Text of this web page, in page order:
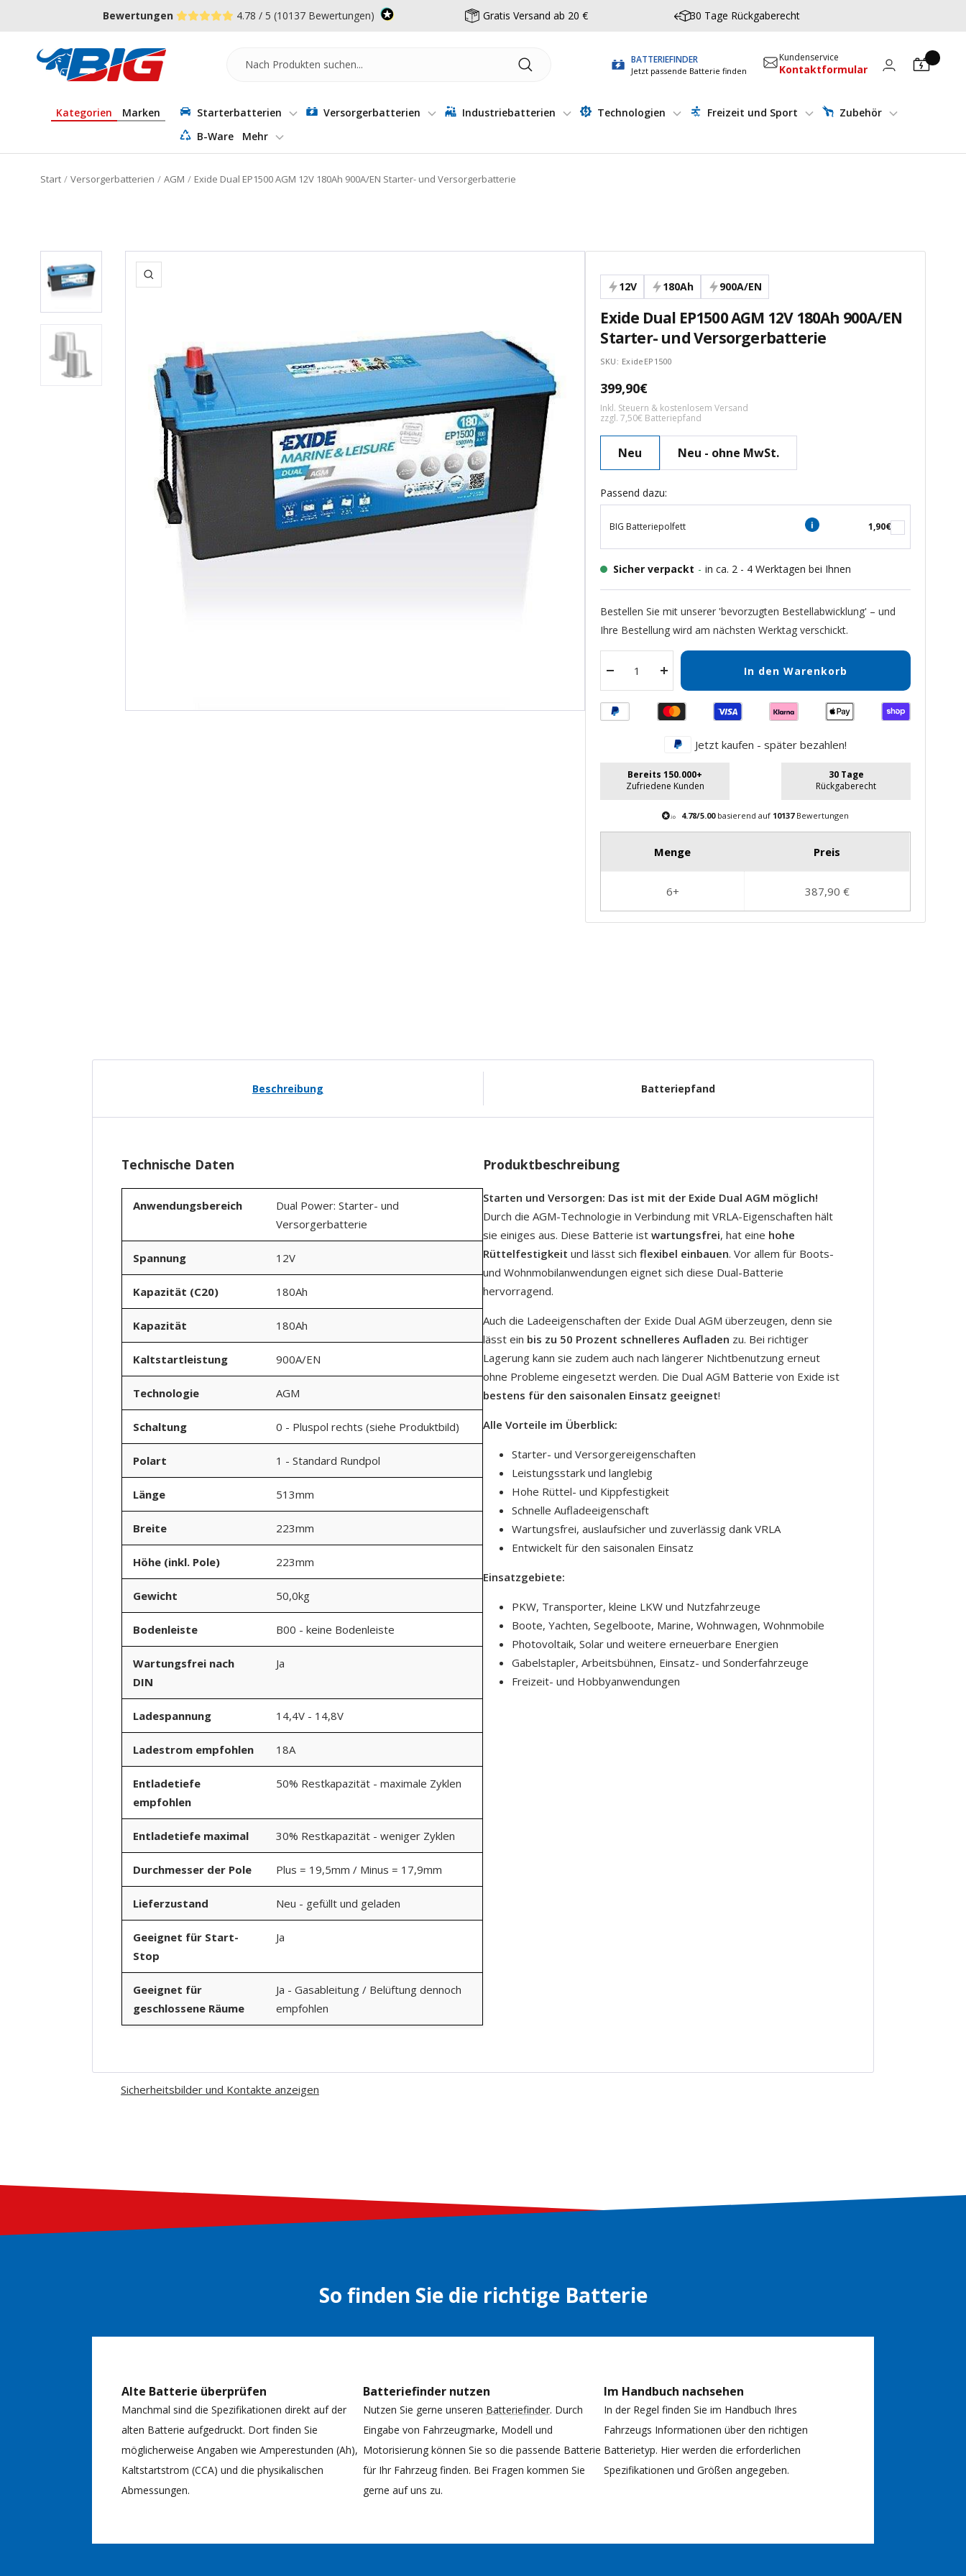
Zum Menü springen
Fußzeile springen
Barrierefreiheits-Widget öffnen
Bewertungen 4.78 / 5 (10137 Bewertungen) Gratis Versand ab 20 € 30 Tage Rückgaberecht
Batterie-
Industrie-
BATTERIEFINDER
Jetzt passende Batterie finden
Kundenservice
Kontaktformular
Kategorien Marken Starterbatterien Versorgerbatterien Industriebatterien Technologien Freizeit und Sport
Zubehör
B-Ware
Mehr
Start Versorgerbatterien AGM Exide Dual EP1500 AGM 12V 180Ah 900A/EN Starter- und Versorgerbatterie
Zoom 12V 180Ah 900A/EN
Exide Dual EP1500 AGM 12V 180Ah 900A/EN
Starter- und Versorgerbatterie
SKU: ExideEP1500
Angebotspreis
399,90€
Inkl. Steuern & kostenlosem Versand
zzgl. 7,50€ Batteriepfand
Neu Neu - ohne MwSt.
Passend dazu:
BIG Batteriepolfett 1,90€
Sicher verpackt - in ca. 2 - 4 Werktagen bei Ihnen
Bestellen Sie mit unserer 'bevorzugten Bestellabwicklung' – und
Ihre Bestellung wird am nächsten Werktag verschickt.
Menge
Menge
In den Warenkorb
Jetzt kaufen - später bezahlen!
Bereits 150.000+
Zufriedene Kunden
30 Tage
Rückgaberecht
4.78/5.00basierend auf 10137Bewertungen
Beschreibung Batteriepfand
Technische Daten
Anwendungsbereich
Dual Power: Starter- und
Versorgerbatterie
Spannung 12V
Kapazität (C20) 180Ah
Kapazität 180Ah
Kaltstartleistung 900A/EN
Technologie AGM
Schaltung 0 - Pluspol rechts (siehe Produktbild)
Polart 1 - Standard Rundpol
Länge 513mm
Breite 223mm
Höhe (inkl. Pole) 223mm
Gewicht 50,0kg
Bodenleiste B00 - keine Bodenleiste
Wartungsfrei nach
DIN
Ja
Ladespannung 14,4V - 14,8V
Ladestrom empfohlen 18A
Entladetiefe
empfohlen
50% Restkapazität - maximale Zyklen
Entladetiefe maximal 30% Restkapazität - weniger Zyklen
Durchmesser der Pole Plus = 19,5mm / Minus = 17,9mm
Lieferzustand Neu - gefüllt und geladen
Geeignet für Start-
Stop
Ja
Geeignet für
geschlossene Räume
Ja - Gasableitung / Belüftung dennoch
empfohlen
Produktbeschreibung
Starten und Versorgen: Das ist mit der Exide Dual AGM möglich!
Durch die AGM-Technologie in Verbindung mit VRLA-Eigenschaften hält
sie einiges aus. Diese Batterie ist wartungsfrei, hat eine hohe
Rüttelfestigkeit und lässt sich flexibel einbauen. Vor allem für Boots-
und Wohnmobilanwendungen eignet sich diese Dual-Batterie
hervorragend.
Auch die Ladeeigenschaften der Exide Dual AGM überzeugen, denn sie
lässt ein bis zu 50 Prozent schnelleres Aufladen zu. Bei richtiger
Lagerung kann sie zudem auch nach längerer Nichtbenutzung erneut
ohne Probleme eingesetzt werden. Die Dual AGM Batterie von Exide ist
bestens für den saisonalen Einsatz geeignet!
Alle Vorteile im Überblick:
Starter- und Versorgereigenschaften
Leistungsstark und langlebig
Hohe Rüttel- und Kippfestigkeit
Schnelle Aufladeeigenschaft
Wartungsfrei, auslaufsicher und zuverlässig dank VRLA
Entwickelt für den saisonalen Einsatz
Einsatzgebiete:
PKW, Transporter, kleine LKW und Nutzfahrzeuge
Boote, Yachten, Segelboote, Marine, Wohnwagen, Wohnmobile
Photovoltaik, Solar und weitere erneuerbare Energien
Gabelstapler, Arbeitsbühnen, Einsatz- und Sonderfahrzeuge
Freizeit- und Hobbyanwendungen
Sicherheitsbilder und Kontakte anzeigen
So finden Sie die richtige Batterie
Alte Batterie überprüfen
Manchmal sind die Spezifikationen direkt auf der
alten Batterie aufgedruckt. Dort finden Sie
möglicherweise Angaben wie Amperestunden (Ah),
Kaltstartstrom (CCA) und die physikalischen
Abmessungen.
Batteriefinder nutzen
Nutzen Sie gerne unseren Batteriefinder. Durch
Eingabe von Fahrzeugmarke, Modell und
Motorisierung können Sie so die passende Batterie
für Ihr Fahrzeug finden. Bei Fragen kommen Sie
gerne auf uns zu.
Im Handbuch nachsehen
In der Regel finden Sie im Handbuch Ihres
Fahrzeugs Informationen über den richtigen
Batterietyp. Hier werden die erforderlichen
Spezifikationen und Größen angegeben.